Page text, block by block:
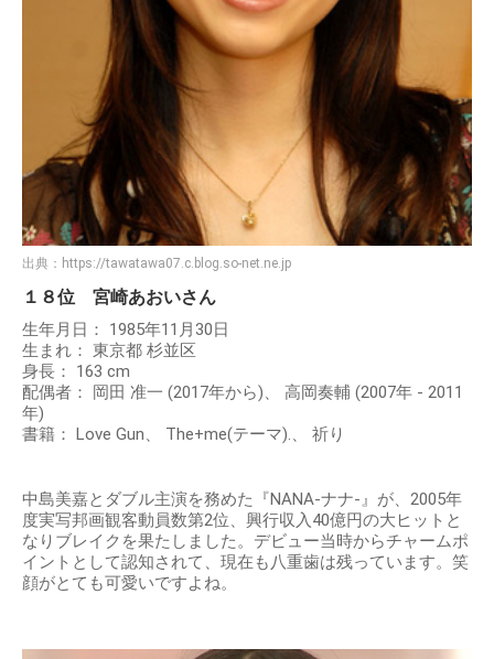
出典： https://tawatawa07.c.blog.so-net.ne.jp
１８位 宮崎あおいさん
生年月日： 1985年11月30日
生まれ： 東京都 杉並区
身長： 163 cm
配偶者： 岡田 准一 (2017年から)、 高岡奏輔 (2007年 - 2011
年)
書籍： Love Gun、 The+me(テーマ).、 祈り
中島美嘉とダブル主演を務めた『NANA-ナナ-』が、2005年
度実写邦画観客動員数第2位、興行収入40億円の大ヒットと
なりブレイクを果たしました。デビュー当時からチャームポ
イントとして認知されて、現在も八重歯は残っています。笑
顔がとても可愛いですよね。